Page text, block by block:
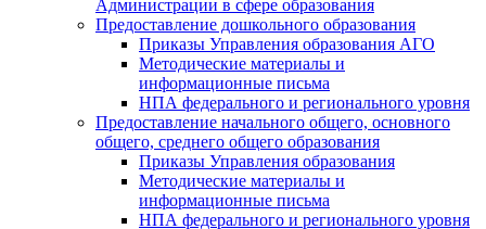
Администрации в сфере образования
Предоставление дошкольного образования
Приказы Управления образования АГО
Методические материалы и
информационные письма
НПА федерального и регионального уровня
Предоставление начального общего, основного
общего, среднего общего образования
Приказы Управления образования
Методические материалы и
информационные письма
НПА федерального и регионального уровня